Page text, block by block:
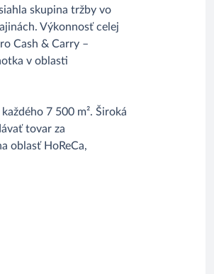
skupina tržby vo
Výkonnosť celej
Cash & Carry –
v oblasti
7 500 m². Široká
tovar za
oblasť HoReCa,